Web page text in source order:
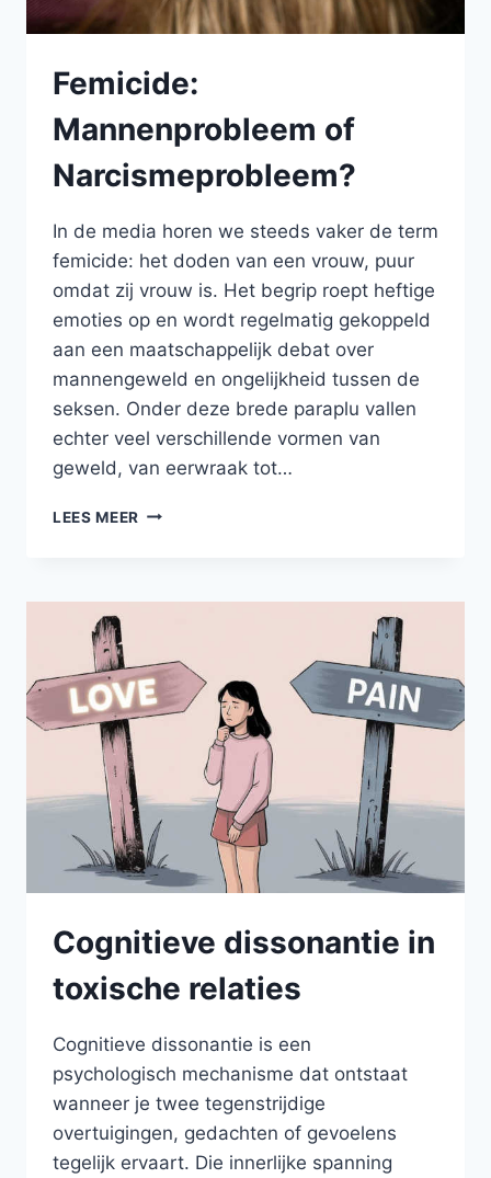
Femicide:
Mannenprobleem of
Narcismeprobleem?
In de media horen we steeds vaker de term
femicide: het doden van een vrouw, puur
omdat zij vrouw is. Het begrip roept heftige
emoties op en wordt regelmatig gekoppeld
aan een maatschappelijk debat over
mannengeweld en ongelijkheid tussen de
seksen. Onder deze brede paraplu vallen
echter veel verschillende vormen van
geweld, van eerwraak tot…
LEES MEER FEMICIDE:
Cognitieve dissonantie in
toxische relaties
Cognitieve dissonantie is een
psychologisch mechanisme dat ontstaat
wanneer je twee tegenstrijdige
overtuigingen, gedachten of gevoelens
tegelijk ervaart. Die innerlijke spanning